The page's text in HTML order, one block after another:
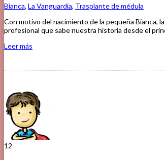
Bianca, La Vanguardia, Trasplante de médula
Con motivo del nacimiento de la pequeña Bianca,
profesional que sabe nuestra historia desde el
Leer más
12